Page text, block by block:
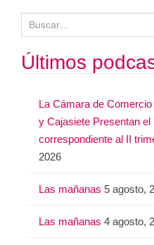
u
sÚltimos
La Cámara de
y Cajasiete Presentan
correspondiente al II
2026
Las mañanas 5 agosto,
Las mañanas 4 agosto,